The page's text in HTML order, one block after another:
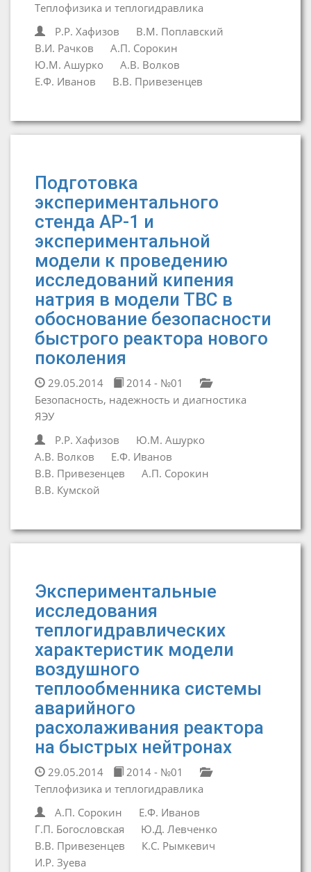
Теплофизика и теплогидравлика
Р.Р. Хафизов
В.М. Поплавский
В.И. Рачков
А.П. Сорокин
Ю.М. Ашурко
А.В. Волков
Е.Ф. Иванов
В.В. Привезенцев
Подготовка
экспериментального
стенда АР-1 и
экспериментальной
модели к проведению
исследований кипения
натрия в модели ТВС в
обоснование безопасности
быстрого реактора нового
поколения
29.05.2014
2014 - №01
Безопасность, надежность и диагностика
ЯЭУ
Р.Р. Хафизов
Ю.М. Ашурко
А.В. Волков
Е.Ф. Иванов
В.В. Привезенцев
А.П. Сорокин
В.В. Кумской
Экспериментальные
исследования
теплогидравлических
характеристик модели
воздушного
теплообменника системы
аварийного
расхолаживания реактора
на быстрых нейтронах
29.05.2014
2014 - №01
Теплофизика и теплогидравлика
А.П. Сорокин
Е.Ф. Иванов
Г.П. Богословская
Ю.Д. Левченко
В.В. Привезенцев
К.С. Рымкевич
И.Р. Зуева